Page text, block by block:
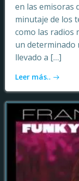
en las emisoras
minutaje de los
como las radios
un determinado
llevado a […]
Leer más..